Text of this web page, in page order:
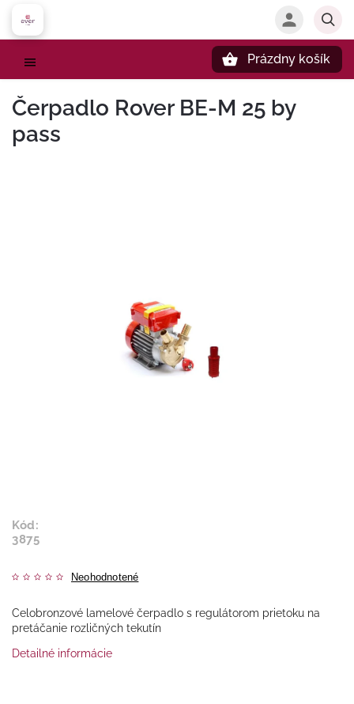
Prázdny košík
Čerpadlo Rover BE-M 25 by
pass
Kód:
3875
Neohodnotené
Celobronzové lamelové čerpadlo s regulátorom prietoku na
pretáčanie rozličných tekutín
Detailné informácie